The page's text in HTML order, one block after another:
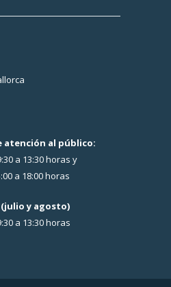
atención al público:
a 13:30 horas y
a 18:00 horas
y agosto)
a 13:30 horas